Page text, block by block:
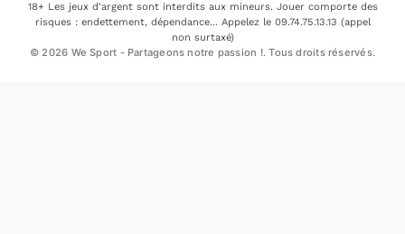
18+ Les jeux d'argent sont interdits aux mineurs. Jouer comporte des
risques : endettement, dépendance... Appelez le 09.74.75.13.13 (appel
non surtaxé)
© 2026 We Sport - Partageons notre passion !. Tous droits réservés.